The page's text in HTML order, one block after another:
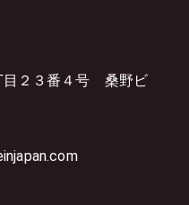
目２３番４号 桑野ビ